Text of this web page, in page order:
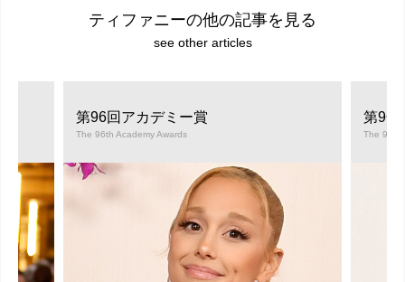
ティファニーの他の記事を見る
see other articles
第96回アカデミー賞
The 96th Academy Awards
第96
The 96th